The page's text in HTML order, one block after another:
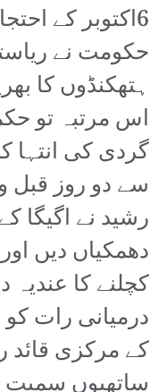
6اکتوبر کے
حکومت نے
ہتھکنڈوں کا
اس مرتبہ تو
گردی کی انتہا
سے دو روز قبل
رشید نے اگیگا
دھمکیاں دیں
درمیانی رات کو
کے مرکزی قائد